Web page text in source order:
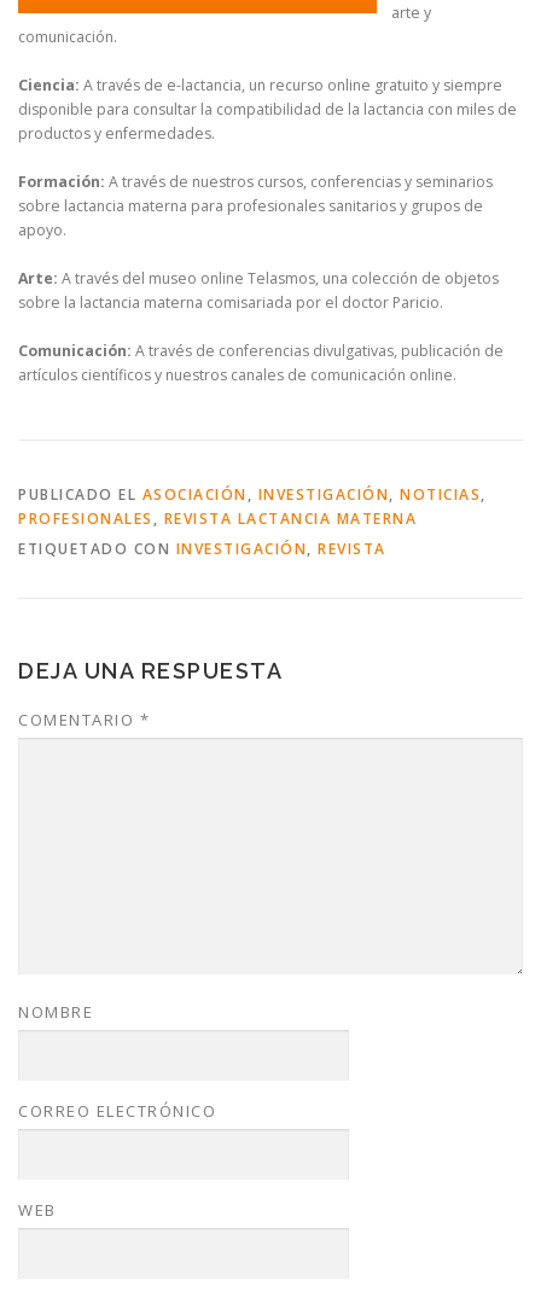
arte y
comunicación.
Ciencia: A través de e-lactancia, un recurso online gratuito y siempre
disponible para consultar la compatibilidad de la lactancia con miles de
productos y enfermedades.
Formación: A través de nuestros cursos, conferencias y seminarios
sobre lactancia materna para profesionales sanitarios y grupos de
apoyo.
Arte: A través del museo online Telasmos, una colección de objetos
sobre la lactancia materna comisariada por el doctor Paricio.
Comunicación: A través de conferencias divulgativas, publicación de
artículos científicos y nuestros canales de comunicación online.
PUBLICADO EL ASOCIACIÓN, INVESTIGACIÓN, NOTICIAS,
PROFESIONALES , REVISTA LACTANCIA MATERNA
ETIQUETADO CON INVESTIGACIÓN, REVISTA
DEJA UNA RESPUESTA
COMENTARIO *
NOMBRE
CORREO ELECTRÓNICO
WEB